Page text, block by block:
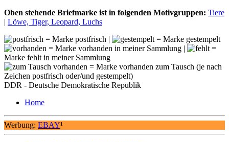
Oben stehende Briefmarke ist in folgenden Motivgruppen: Tiere
| Löwe, Tiger, Leopard, Luchs
= Marke postfrisch |
= Marke gestempelt
= Marke vorhanden in meiner Sammlung |
=
Marke fehlt in meiner Sammlung
= Marke vorhanden zum Tausch (je nach
Zeichen postfrisch oder/und gestempelt)
DDR - Deutsche Demokratische Republik
Home
Werbung: EBAY¹